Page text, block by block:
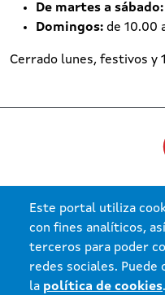
Este portal utiliza
con fines analíticos,
terceros para poder
redes sociales.
la política de cookies.
De martes a sábado:
Domingos: de 10.00
Cerrado lunes, festivos y